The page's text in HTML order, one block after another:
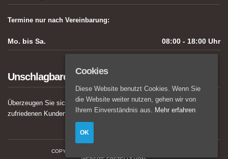
Termine nur nach Vereinbarung:
Mo. bis Sa. 08:00 - 18:00 Uhr
Unschlagbarer Service
Überzeugen Sie sich von den hervorragenden Bewertungen unserer
zufriedenen Kunden auf Facebook!
COPYRIGHT © 2017-2026 ATS-AUTOKOSMETIK.DE
Cookies
Diese Website benutzt Cookies. Wenn Sie
die Website weiter nutzen, gehen wir von
Ihrem Einverständnis aus.
Mehr erfahren
OK